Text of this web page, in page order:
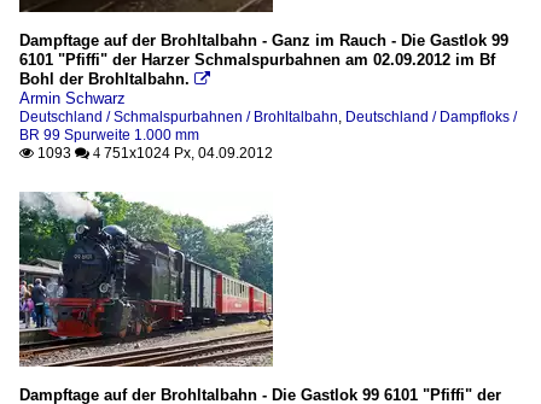
Dampftage auf der Brohltalbahn - Ganz im Rauch - Die Gastlok 99
6101 "Pfiffi" der Harzer Schmalspurbahnen am 02.09.2012 im Bf
Bohl der Brohltalbahn. 
Armin Schwarz
Deutschland / Schmalspurbahnen / Brohltalbahn, Deutschland / Dampfloks /
BR 99 Spurweite 1.000 mm
 1093  4 751x1024 Px, 04.09.2012
Dampftage auf der Brohltalbahn - Die Gastlok 99 6101 "Pfiffi" der